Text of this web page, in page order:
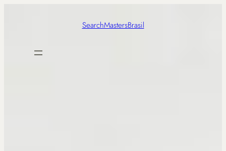
SearchMastersBrasil